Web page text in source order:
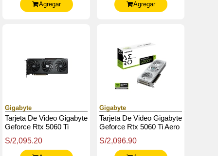
Agregar Agregar
Gigabyte
Tarjeta De Video Gigabyte
Geforce Rtx 5060 Ti
Gddr7, Pcie Gen 5.0
S/2,095.20
Gigabyte
Tarjeta De Video Gigabyte
Geforce Rtx 5060 Ti Aero
Gen 5.0
S/2,096.90